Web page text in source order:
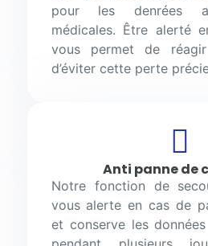
pour les denrées
médicales. Être alerté
vous permet de
d’éviter cette perte
Anti panne de
Notre fonction de
vous alerte en cas de
et conserve les